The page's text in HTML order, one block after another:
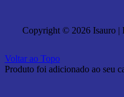
Copyright © 2026 Isauro |
Voltar ao Topo
Produto foi adicionado ao seu